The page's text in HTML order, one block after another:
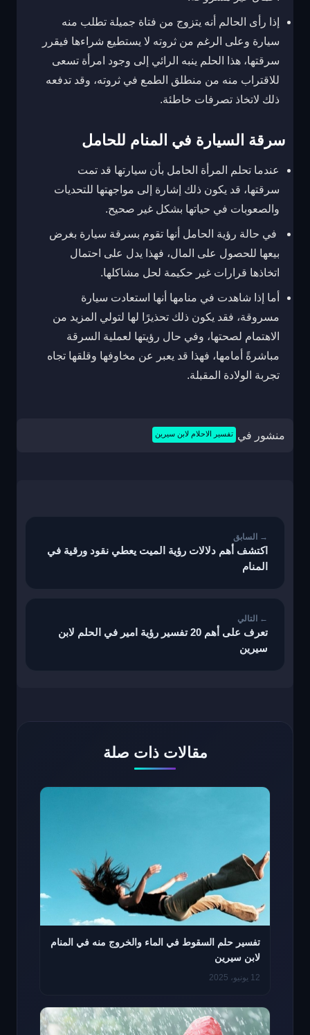
إذا رأى الحالم أنه يتزوج من فتاة جميلة تطلب منه
سيارة وعلى الرغم من ثروته لا يستطيع شراءها فيقرر
سرقتها، هذا الحلم ينبه الرائي إلى وجود امرأة تسعى
للاقتراب منه من منطلق الطمع في ثروته، وقد تدفعه
ذلك لاتخاذ تصرفات خاطئة.
سرقة السيارة في المنام للحامل
عندما تحلم المرأة الحامل بأن سيارتها قد تمت
سرقتها، قد يكون ذلك إشارة إلى مواجهتها للتحديات
والصعوبات في حياتها بشكل غير صحيح.
في حالة رؤية الحامل أنها تقوم بسرقة سيارة بغرض
بيعها للحصول على المال، فهذا يدل على احتمال
اتخاذها قرارات غير حكيمة لحل مشاكلها.
أما إذا شاهدت في منامها أنها استعادت سيارة
مسروقة، فقد يكون ذلك تحذيرًا لها لتولي المزيد من
الاهتمام لصحتها، وفي حال رؤيتها لعملية السرقة
مباشرةً أمامها، فهذا قد يعبر عن مخاوفها وقلقها تجاه
تجربة الولادة المقبلة.
منشور في تفسير الاحلام لابن سيرين
اكتشف أهم دلالات رؤية الميت يعطي نقود ورقية في
المنام
تعرف على أهم 20 تفسير رؤية امير في الحلم لابن
سيرين
مقالات ذات صلة
تفسير حلم السقوط في الماء والخروج منه في المنام
لابن سيرين
12 يونيو، 2025